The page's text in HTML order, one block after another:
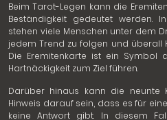
Beim Tarot-Legen kann die
Beständigkeit gedeutet werden.
stehen viele Menschen unter dem
jedem Trend zu folgen und überall
Die Eremitenkarte ist ein Symbol
Hartnäckigkeit zum Ziel führen.
Darüber hinaus kann die neunte
Hinweis darauf sein, dass es für
keine Antwort gibt. In diesem